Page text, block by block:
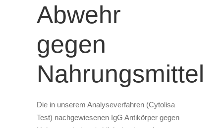
Abwehr
gegen
Nahrungsmittel
Die in unserem Analyseverfahren (Cytolisa
Test) nachgewiesenen IgG Antikörper gegen